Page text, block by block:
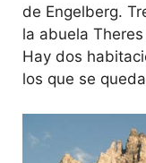
de Engelberg.
la abuela
Hay dos
los que se